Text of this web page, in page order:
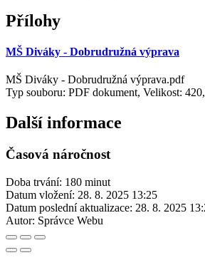
Přílohy
MŠ Diváky - Dobrudružná výprava
MŠ Diváky - Dobrudružná výprava.pdf
Typ souboru: PDF dokument, Velikost:
Další informace
Časová náročnost
Doba trvání: 180 minut
Datum vložení: 28. 8. 2025 13:25
Datum poslední aktualizace: 28. 8. 2025
Autor: Správce Webu